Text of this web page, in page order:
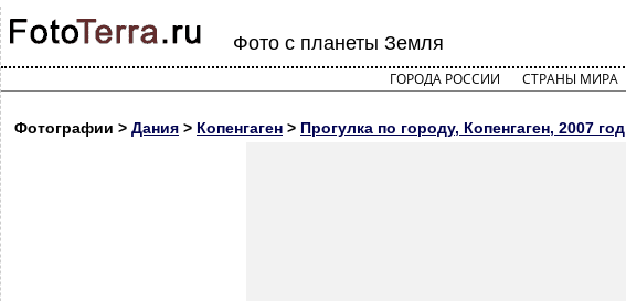
Фото с планеты Земля
ГОРОДА РОССИИ СТРАНЫ МИРА
Фотографии > Дания > Копенгаген > Прогулка по городу, Копенгаген, 2007 год